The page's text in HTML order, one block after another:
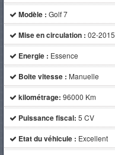
Modèle : Golf 7
Mise en circulation : 02-2015
Energie : Essence
Boite vitesse : Manuelle
kilométrage: 96000 Km
Puissance fiscal: 5 CV
Etat du véhicule : Excellent